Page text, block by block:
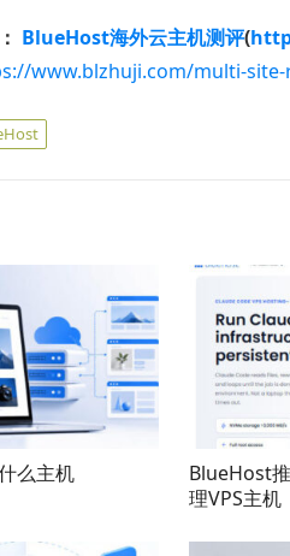
BlueHost海外云主机测评(
www.blzhuji.com/multi-
么主机
BlueHost
理VPS主机